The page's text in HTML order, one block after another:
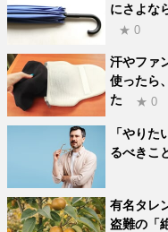
にさよな
★ 0
汗やファ
使ったら
た
★ 0
「やり
るべきこ
有名タレ
盗難の「